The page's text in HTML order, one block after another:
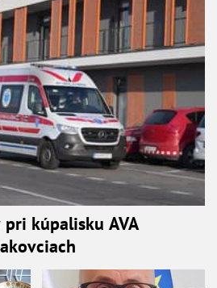
kúpalisku AVA